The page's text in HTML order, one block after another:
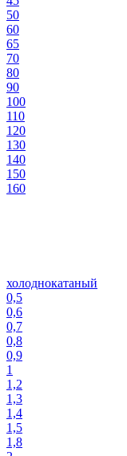
50
60
65
70
80
90
100
110
120
130
140
150
160
холоднокатаный
0,5
0,6
0,7
0,8
0,9
1
1,2
1,3
1,4
1,5
1,8